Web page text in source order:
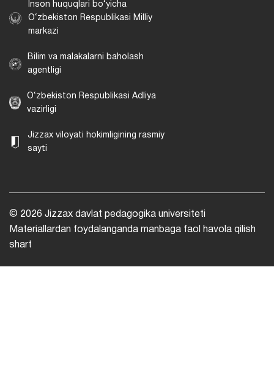
Inson huquqlari bo‘yicha
O‘zbekiston Respublikasi Milliy
markazi
Bilim va malakalarni baholash
agentligi
O‘zbekiston Respublikasi Adliya
vazirligi
Jizzax viloyati hokimligining rasmiy
sayti
© 2026 Jizzax davlat pedagogika universiteti
Materiallardan foydalanganda manbaga faol havola qilish
shart